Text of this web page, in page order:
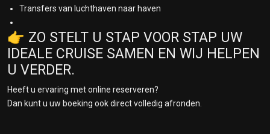
Transfers van luchthaven naar haven
👉 ZO STELT U STAP VOOR STAP UW
IDEALE CRUISE SAMEN EN WIJ HELPEN
U VERDER.
Heeft u ervaring met online reserveren?
Dan kunt u uw boeking ook direct volledig afronden.